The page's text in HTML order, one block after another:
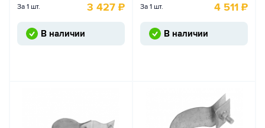
За 1 шт. 3 427 ₽
В наличии
За 1 шт. 4 511 ₽
В наличии